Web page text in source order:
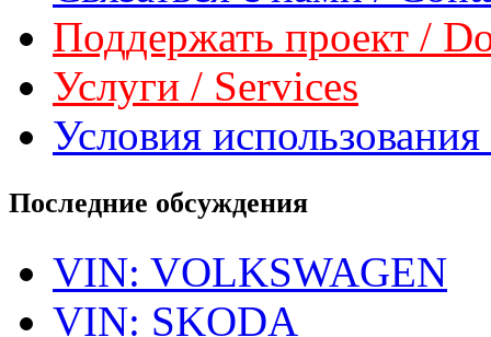
Поддержать проект /
Услуги / Services
Условия
Последние обсуждения
VIN: VOLKSWAGEN
VIN: SKODA